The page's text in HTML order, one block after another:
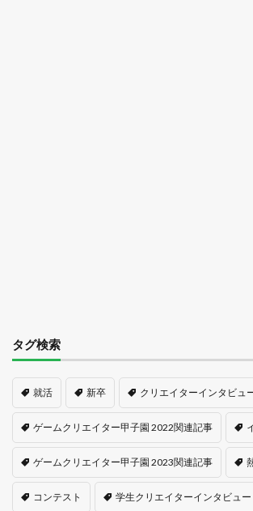
タグ検索
就活 新卒 クリエイターインタビュ
ゲームクリエイター甲子園 2022関連記事
ゲームクリエイター甲子園 2023関連記事
コンテスト 学生クリエイターインタビュー